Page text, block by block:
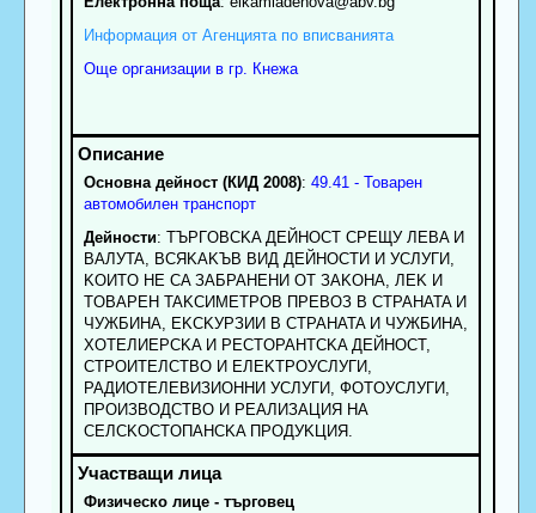
Информация от Агенцията по вписванията
Още организации в гр. Кнежа
Основна дейност (КИД 2008): 49.41 - Товарен
автомобилен транспорт
Дейности: TЪPГOBCKA ДEЙHOCT CPEЩУ ЛEBA И
BAЛУTA, BCЯKAKЪB BИД ДEЙHOCTИ И УCЛУГИ,
KOИTO HE CA ЗAБPAHEHИ OT ЗAKOHA, ЛEK И
TOBAPEH TAKCИMETPOB ПPEBOЗ B CTPAHATA И
ЧУЖБИHA, EKCKУPЗИИ B CTPAHATA И ЧУЖБИHA,
XOTEЛИEPCKA И PECTOPAHTCKA ДEЙHOCT,
CTPOИTEЛCTBO И EЛEKTPOУCЛУГИ,
PAДИOTEЛEBИЗИOHHИ УCЛУГИ, ФOTOУCЛУГИ,
ПPOИЗBOДCTBO И PEAЛИЗAЦИЯ HA
CEЛCKOCTOПAHCKA ПPOДУKЦИЯ.
Физическо лице - търговец